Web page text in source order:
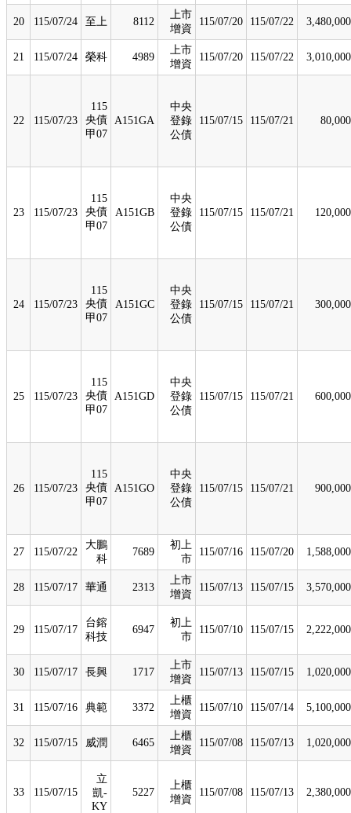
20 115/07/24 至上 8112
上市
增資
115/07/20 115/07/22 3,480,000
21 115/07/24 榮科 4989
上市
增資
115/07/20 115/07/22 3,010,000
22 115/07/23
115
央債
甲07
A151GA
中央
登錄
公債
115/07/15 115/07/21 80,000
23 115/07/23
115
央債
甲07
A151GB
中央
登錄
公債
115/07/15 115/07/21 120,000
24 115/07/23
115
央債
甲07
A151GC
中央
登錄
公債
115/07/15 115/07/21 300,000
25 115/07/23
115
央債
甲07
A151GD
中央
登錄
公債
115/07/15 115/07/21 600,000
26 115/07/23
115
央債
甲07
A151GO
中央
登錄
公債
115/07/15 115/07/21 900,000
27 115/07/22
大鵬
科
7689
初上
市
115/07/16 115/07/20 1,588,000
28 115/07/17 華通 2313
上市
增資
115/07/13 115/07/15 3,570,000
29 115/07/17
台鎔
科技
6947
初上
市
115/07/10 115/07/15 2,222,000
30 115/07/17 長興 1717
上市
增資
115/07/13 115/07/15 1,020,000
31 115/07/16 典範 3372
上櫃
增資
115/07/10 115/07/14 5,100,000
32 115/07/15 威潤 6465
上櫃
增資
115/07/08 115/07/13 1,020,000
33 115/07/15
立
凱-
KY
5227
上櫃
增資
115/07/08 115/07/13 2,380,000